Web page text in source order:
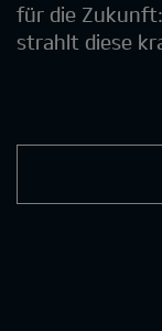
für die
strahlt diese